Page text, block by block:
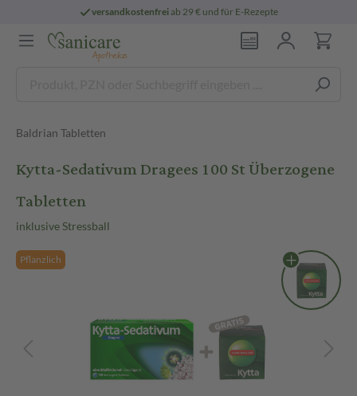
versandkostenfreiab 29 € und für E-Rezepte
Baldrian Tabletten
Kytta-Sedativum Dragees 100 St Überzogene
Tabletten
inklusive Stressball
Pflanzlich